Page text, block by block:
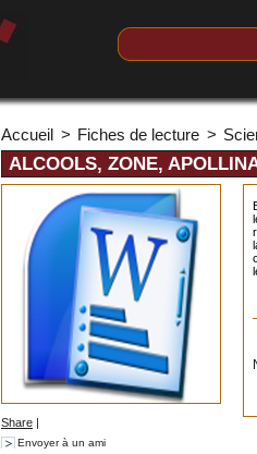
Accueil > Fiches de lecture >
ALCOOLS, ZONE,
Share |
Envoyer à un ami